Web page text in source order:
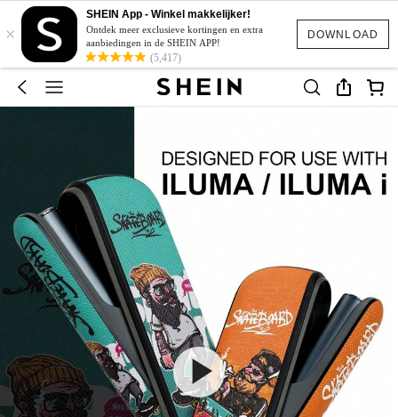
DOWNLOAD
×
SHEIN App - Winkel makkelijker!
Ontdek meer exclusieve kortingen en extra
aanbiedingen in de SHEIN APP!
(5,417)